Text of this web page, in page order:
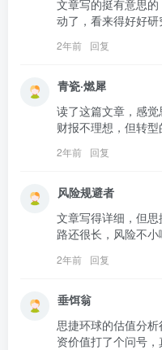
文章写的挺有意思
动了，看来得好好研
2年前 回复
青瓷·燃犀
读了这篇文章，感
财报不理想，但转型
2年前 回复
风险规避者
文章写得详细，但
路还很长，风险不小
2年前 回复
垂饵翁
思捷环球的估值分
资价值打了个问号，